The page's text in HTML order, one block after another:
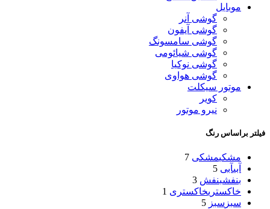
موبایل
گوشی آنر
گوشی آیفون
گوشی سامسونگ
گوشی شیائومی
گوشی نوکیا
گوشی هواوی
موتور سیکلت
کویر
نیرو موتور
فیلتر براساس رنگ
مشکیمشکی 7
آبیآبی 5
بنفشبنفش 3
خاکستریخاکستری 1
سبز سبز 5